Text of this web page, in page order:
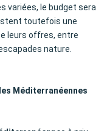
variées, le budget sera
toutefois une
leurs offres, entre
nature.
Méditerranéennes